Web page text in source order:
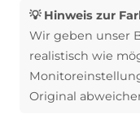
💡 Hinweis zur
Wir geben unser
realistisch wie
Original